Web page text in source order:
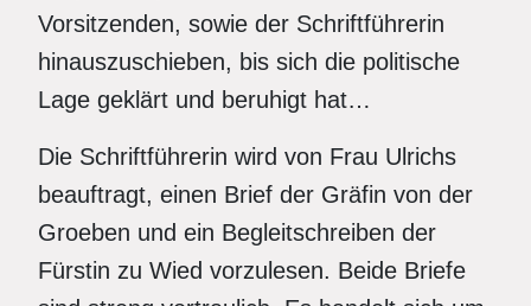
Vorsitzenden, sowie der Schriftführerin
hinauszuschieben, bis sich die politische
Lage geklärt und beruhigt hat…
Die Schriftführerin wird von Frau Ulrichs
beauftragt, einen Brief der Gräfin von der
Groeben und ein Begleitschreiben der
Fürstin zu Wied vorzulesen. Beide Briefe